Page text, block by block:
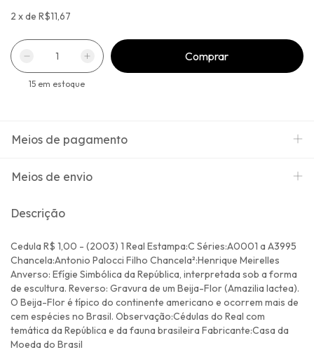
2 xde R$11,67
15 em estoque
Meios de pagamento
Meios de envio
Descrição
Cedula R$ 1,00 - (2003) 1 Real Estampa:C Séries:A0001 a A3995
Chancela:Antonio Palocci Filho Chancela²:Henrique Meirelles
Anverso: Efígie Simbólica da República, interpretada sob a forma
de escultura. Reverso: Gravura de um Beija-Flor (Amazilia lactea).
O Beija-Flor é típico do continente americano e ocorrem mais de
cem espécies no Brasil. Observação:Cédulas do Real com
temática da República e da fauna brasileira Fabricante:Casa da
Moeda do Brasil